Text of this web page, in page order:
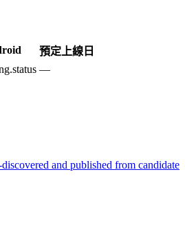
預定上線日
—
and published from candidate